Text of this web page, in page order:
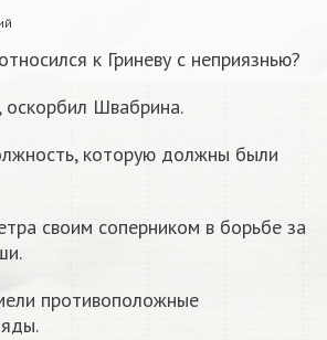
к Гриневу с неприязнью?
оскорбил Швабрина.
которую должны были
своим соперником в борьбе за
противоположные